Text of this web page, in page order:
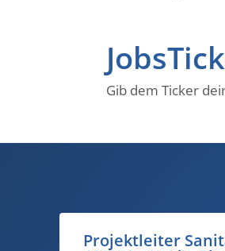
Gib dem Ticker
Schweisser MAG